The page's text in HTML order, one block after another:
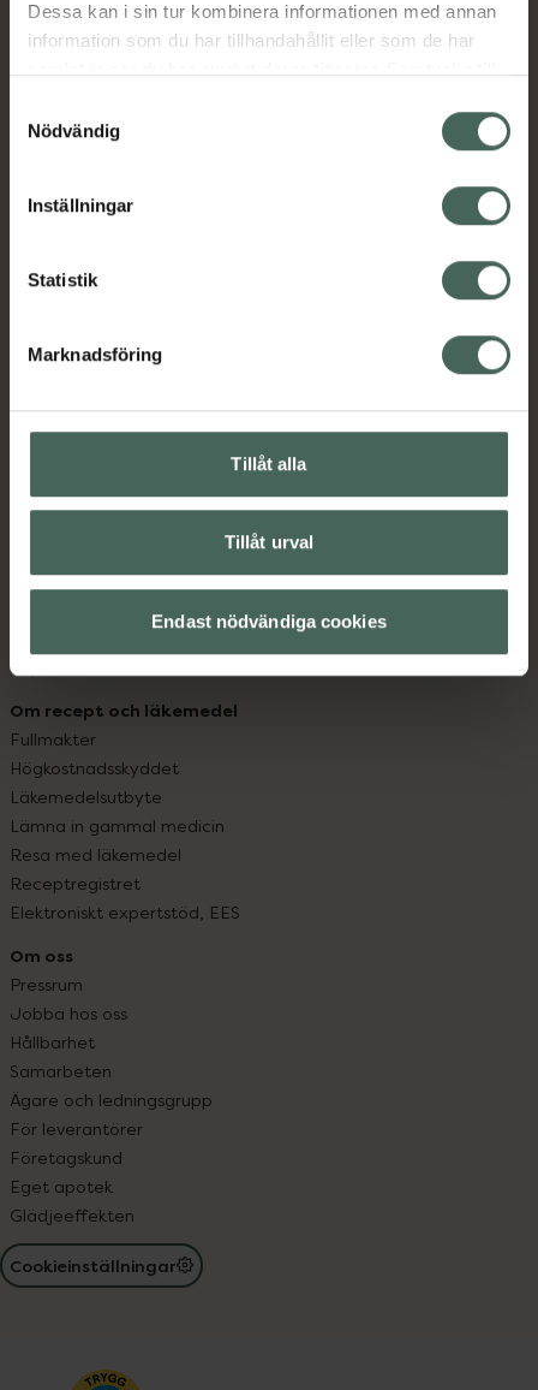
Dessa kan i sin tur kombinera informationen med annan
information som du har tillhandahållit eller som de har
återkalla ditt samtycke via webbplatsens
cookieinställningar. Ett återkallat samtycke påverkar inte
lagligheten av behandling som skett innan återkallelsen.
Nödvändig
Inställningar
Statistik
Marknadsföring
Tillåt alla
Tillåt urval
Endast nödvändiga cookies
Kronans Apotek finns här för dig. Du hittar oss från Skåne i
datorn. Oavsett vem du är så är det vårt uppdrag att
med oss.
Kundservice
Kontakta oss
Hitta apotek
Leverans, betalning och retur
Kundklubb
Köpvillkor
Om recept och läkemedel
Fullmakter
Högkostnadsskyddet
Läkemedelsutbyte
Lämna in gammal medicin
Resa med läkemedel
Receptregistret
Elektroniskt expertstöd, EES
Om oss
Pressrum
Jobba hos oss
Hållbarhet
Samarbeten
Ägare och ledningsgrupp
För leverantörer
Företagskund
Eget apotek
Glädjeeffekten
Cookieinställningar